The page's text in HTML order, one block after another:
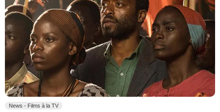
News - Films à la TV